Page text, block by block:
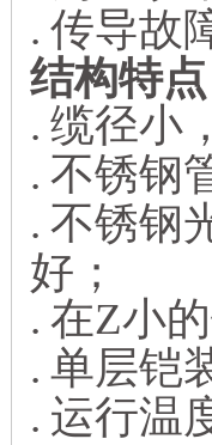
. 传导故
结构特
. 缆径小
. 不锈钢
. 不锈钢
好；
. 在Z小
. 单层铠
. 运行温